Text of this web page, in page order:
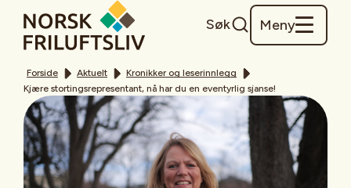
Søk Meny
Forside Aktuelt
Kronikker og leserinnlegg
Kjære stortingsrepresentant, nå har du en eventyrlig sjanse!